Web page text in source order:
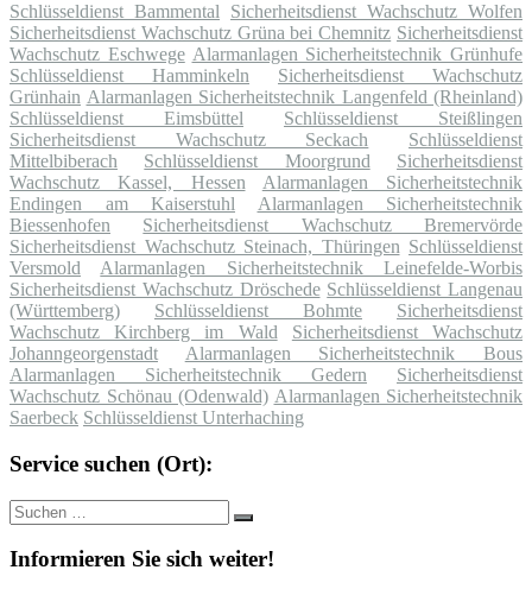
Schlüsseldienst Bammental
Sicherheitsdienst Wachschutz Wolfen
Sicherheitsdienst Wachschutz Grüna bei Chemnitz Sicherheitsdienst
Wachschutz Eschwege Alarmanlagen Sicherheitstechnik Grünhufe
Schlüsseldienst Hamminkeln
Sicherheitsdienst Wachschutz
Grünhain Alarmanlagen Sicherheitstechnik Langenfeld (Rheinland)
Schlüsseldienst Eimsbüttel
Schlüsseldienst Steißlingen
Sicherheitsdienst Wachschutz Seckach
Schlüsseldienst
Mittelbiberach
Schlüsseldienst Moorgrund
Sicherheitsdienst
Wachschutz Kassel, Hessen
Alarmanlagen Sicherheitstechnik
Endingen am Kaiserstuhl
Alarmanlagen Sicherheitstechnik
Biessenhofen
Sicherheitsdienst Wachschutz Bremervörde
Sicherheitsdienst Wachschutz Steinach, Thüringen Schlüsseldienst
Versmold
Alarmanlagen Sicherheitstechnik Leinefelde-Worbis
Sicherheitsdienst Wachschutz Dröschede Schlüsseldienst Langenau
(Württemberg)
Schlüsseldienst Bohmte
Sicherheitsdienst
Wachschutz Kirchberg im Wald
Sicherheitsdienst Wachschutz
Johanngeorgenstadt
Alarmanlagen Sicherheitstechnik Bous
Alarmanlagen Sicherheitstechnik Gedern
Sicherheitsdienst
Wachschutz Schönau (Odenwald) Alarmanlagen Sicherheitstechnik
Saerbeck Schlüsseldienst Unterhaching
Service suchen (Ort):
Suche
nach:
Suchen
Informieren Sie sich weiter!